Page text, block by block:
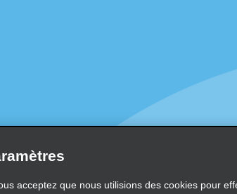
accéléré
le comptoir
Véhicules
acceptez que nous utilisions des cookies pour